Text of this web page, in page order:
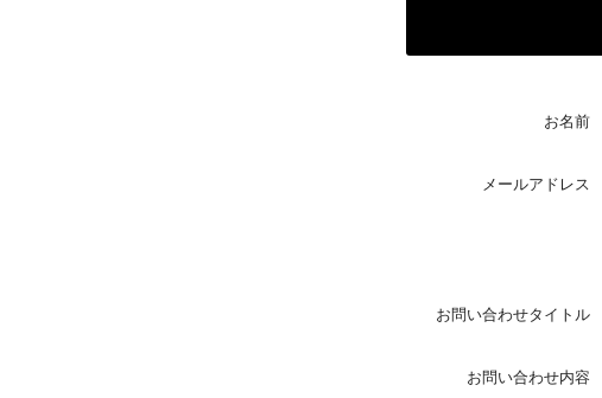
お名前
メールアドレス
お問い合わせタイトル
お問い合わせ内容